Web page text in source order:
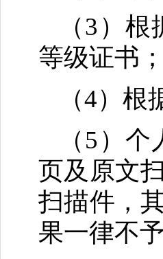
（3）
等级证书；
（4）
（5）
页及原文
扫描件，
果一律不